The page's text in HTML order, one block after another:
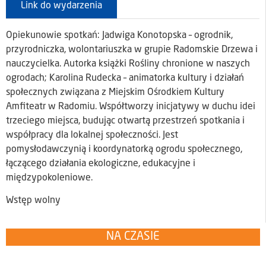
Link do wydarzenia
Opiekunowie spotkań: Jadwiga Konotopska – ogrodnik,
przyrodniczka, wolontariuszka w grupie Radomskie Drzewa i
nauczycielka. Autorka książki Rośliny chronione w naszych
ogrodach; Karolina Rudecka – animatorka kultury i działań
społecznych związana z Miejskim Ośrodkiem Kultury
Amfiteatr w Radomiu. Współtworzy inicjatywy w duchu idei
trzeciego miejsca, budując otwartą przestrzeń spotkania i
współpracy dla lokalnej społeczności. Jest
pomysłodawczynią i koordynatorką ogrodu społecznego,
łączącego działania ekologiczne, edukacyjne i
międzypokoleniowe.
Wstęp wolny
NA CZASIE